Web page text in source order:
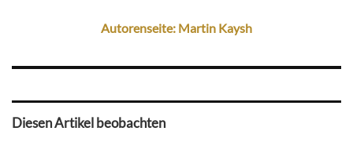
Autorenseite: Martin Kaysh
Diesen Artikel beobachten